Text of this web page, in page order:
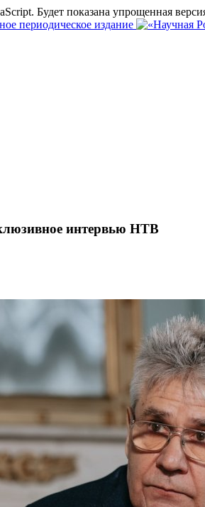
Будет показана упрощенная
интервью НТВ